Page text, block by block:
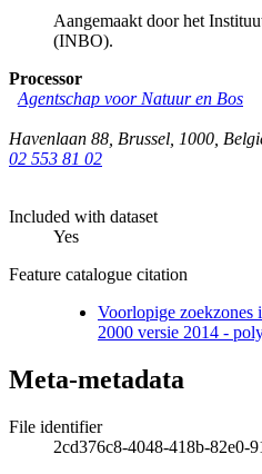
Aangemaakt door het
(INBO).
Processor
Agentschap voor Natuur en Bos
Havenlaan 88 Brussel 1000
02 553 81 02
Included with dataset
Yes
Feature catalogue citation
Voorlopige zoekzones
2000 versie 2014 -
Meta-metadata
File identifier
2cd376c8-4048-418b-82e0-